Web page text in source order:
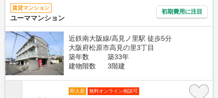
賃貸マンション
ユーママンション
初期費用に注目
近鉄南大阪線/高見ノ里駅 徒歩5分
大阪府松原市高見の里3丁目
築年数
築33年
建物階数
3階建
即入居 無料オンライン相談可